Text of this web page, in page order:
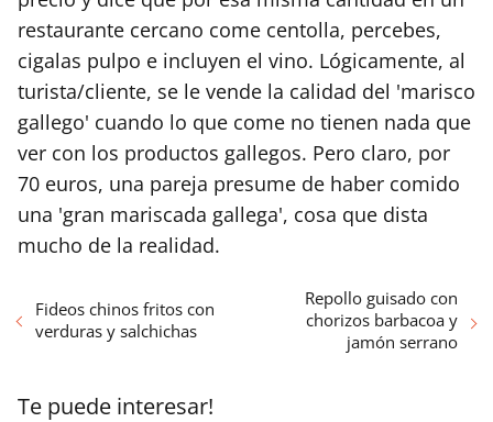
restaurante cercano come centolla, percebes,
cigalas pulpo e incluyen el vino. Lógicamente, al
turista/cliente, se le vende la calidad del 'marisco
gallego' cuando lo que come no tienen nada que
ver con los productos gallegos. Pero claro, por
70 euros, una pareja presume de haber comido
una 'gran mariscada gallega', cosa que dista
mucho de la realidad.
Fideos chinos fritos con
verduras y salchichas
Repollo guisado con
chorizos barbacoa y
jamón serrano
Te puede interesar!